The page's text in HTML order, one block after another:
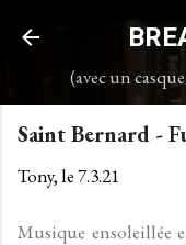
(avec un
Saint Bernard -
Tony, le7.3.21
Musique ensoleillée